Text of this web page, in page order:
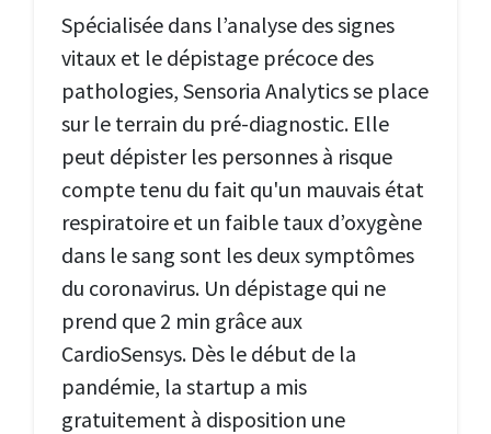
Spécialisée dans l’analyse des signes
vitaux et le dépistage précoce des
pathologies, Sensoria Analytics se place
sur le terrain du pré-diagnostic. Elle
peut dépister les personnes à risque
compte tenu du fait qu'un mauvais état
respiratoire et un faible taux d’oxygène
dans le sang sont les deux symptômes
du coronavirus. Un dépistage qui ne
prend que 2 min grâce aux
CardioSensys. Dès le début de la
pandémie, la startup a mis
gratuitement à disposition une